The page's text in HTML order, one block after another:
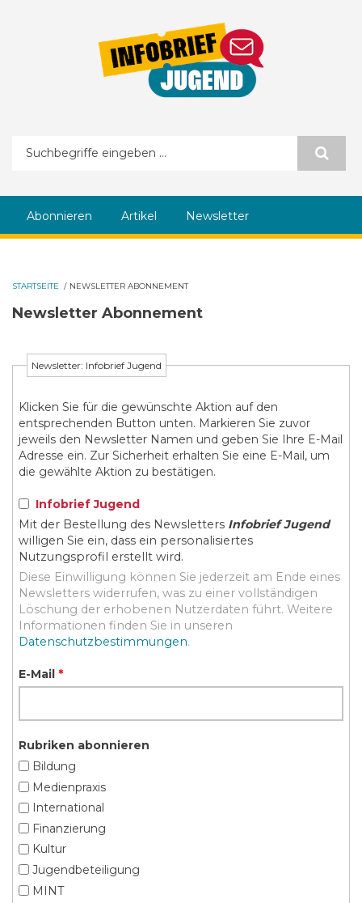
Suchformular
Abonnieren Artikel Newsletter
STARTSEITE / NEWSLETTER ABONNEMENT
Newsletter Abonnement
Newsletter: Infobrief Jugend
Klicken Sie für die gewünschte Aktion auf den
entsprechenden Button unten. Markieren Sie zuvor
jeweils den Newsletter Namen und geben Sie Ihre E-Mail
Adresse ein. Zur Sicherheit erhalten Sie eine E-Mail, um
die gewählte Aktion zu bestätigen.
Infobrief Jugend
Mit der Bestellung des Newsletters Infobrief Jugend
willigen Sie ein, dass ein personalisiertes
Nutzungsprofil erstellt wird.
Diese Einwilligung können Sie jederzeit am Ende eines
Newsletters widerrufen, was zu einer vollständigen
Löschung der erhobenen Nutzerdaten führt. Weitere
Informationen finden Sie in unseren
Datenschutzbestimmungen.
E-Mail *
Rubriken abonnieren
Bildung
Medienpraxis
International
Finanzierung
Kultur
Jugendbeteiligung
MINT